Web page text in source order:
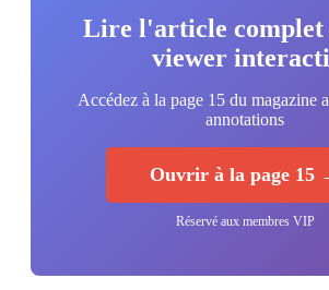
Lire l'article complet
viewer
Accédez à la page 15 du magazine
annotations
Ouvrir à la page 15
Réservé aux membres VIP